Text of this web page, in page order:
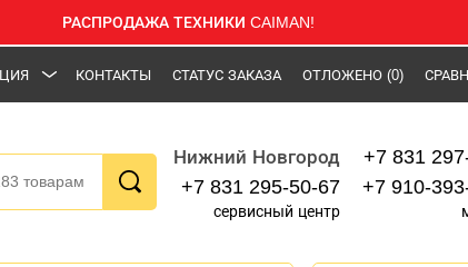
РАСПРОДАЖА ТЕХНИКИ CAIMAN!
КОНТАКТЫ СТАТУС ЗАКАЗА ОТЛОЖЕНО (0)
Нижний Новгород
+7 831 295-50-67
сервисный центр
+7 831
+7 910-